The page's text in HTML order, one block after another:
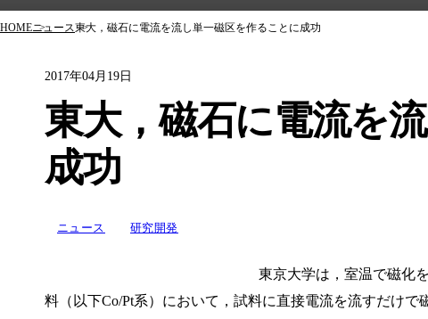
HOMEニュース東大，磁石に電流を流し単一磁区を作ることに成功
2017年04月19日
東大，磁石に電流を
成功
ニュース 研究開発
東京大学は，室温で磁化
料（以下Co/Pt系）において，試料に直接電流を流すだけで